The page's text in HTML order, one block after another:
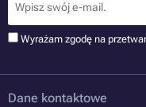
Wyrażam zgodę na
Dane kontaktowe